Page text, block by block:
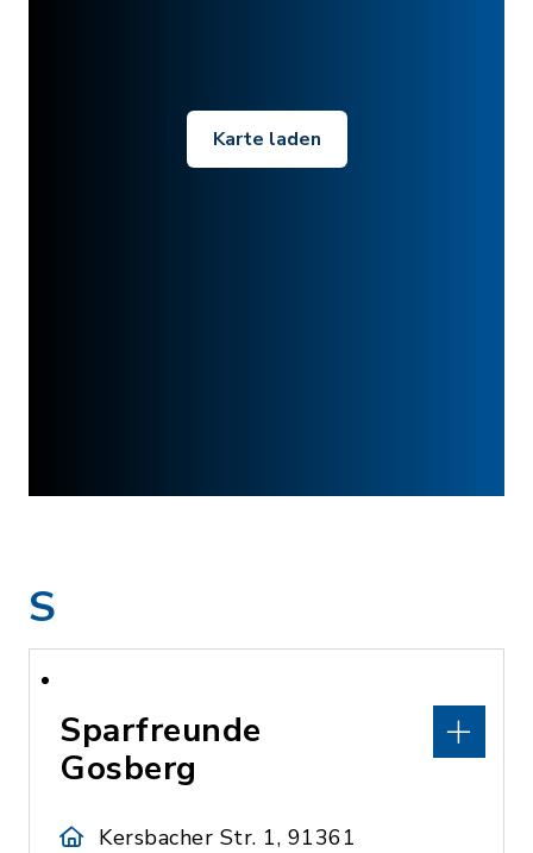
Karte laden
S
Sparfreunde
Gosberg
Kersbacher Str. 1, 91361